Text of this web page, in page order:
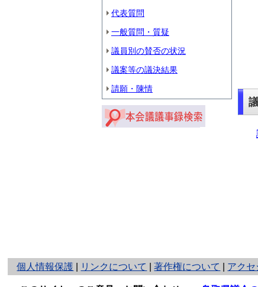
代表質問
一般質問・質疑
議員別の賛否の状況
議案等の議決結果
請願・陳情
個人情報保護
と
り
リンクについて |著作権について アクセ